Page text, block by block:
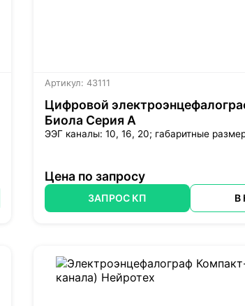
Артикул: 43111
Цифровой
Биола Серия А
ЭЭГ каналы: 10, 16, 20; габаритные
Цена по запросу
ЗАПРОС КП В